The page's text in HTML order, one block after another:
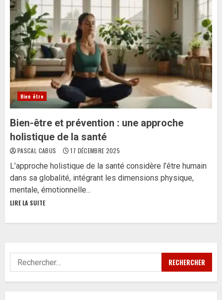
Bien être
Bien-être et prévention : une approche
holistique de la santé
PASCAL CABUS 17 DÉCEMBRE 2025
L’approche holistique de la santé considère l’être humain
dans sa globalité, intégrant les dimensions physique,
mentale, émotionnelle...
LIRE LA SUITE
Rechercher :